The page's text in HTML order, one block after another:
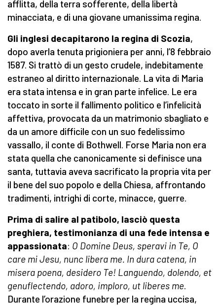
afflitta, della terra sofferente, della libertà
minacciata, e di una giovane umanissima regina.
Gli inglesi decapitarono la regina di Scozia,
dopo averla tenuta prigioniera per anni, l’8 febbraio
1587. Si trattò di un gesto crudele, indebitamente
estraneo al diritto internazionale. La vita di Maria
era stata intensa e in gran parte infelice. Le era
toccato in sorte il fallimento politico e l’infelicità
affettiva, provocata da un matrimonio sbagliato e
da un amore difficile con un suo fedelissimo
vassallo, il conte di Bothwell. Forse Maria non era
stata quella che canonicamente si definisce una
santa, tuttavia aveva sacrificato la propria vita per
il bene del suo popolo e della Chiesa, affrontando
tradimenti, intrighi di corte, minacce, guerre.
Prima di salire al patibolo, lasciò questa
preghiera, testimonianza di una fede intensa e
appassionata: O Domine Deus, speravi in Te, O
care mi Jesu, nunc libera me. In dura catena, in
misera poena, desidero Te! Languendo, dolendo, et
genuflectendo, adoro, imploro, ut liberes me.
Durante l’orazione funebre per la regina uccisa,